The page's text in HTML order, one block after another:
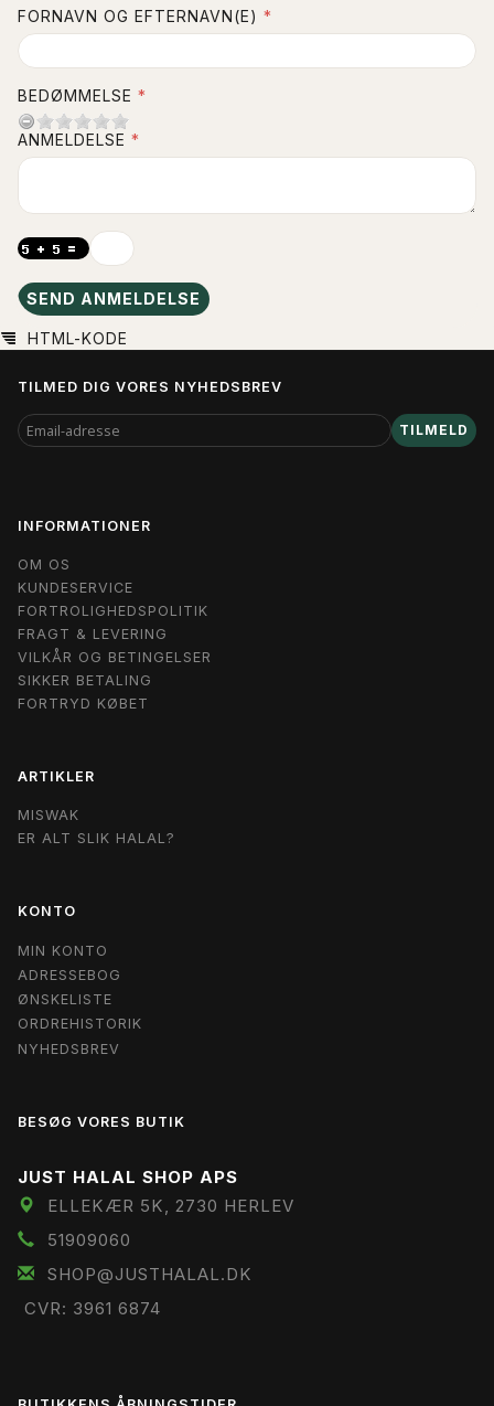
FORNAVN OG EFTERNAVN(E)
BEDØMMELSE
ANMELDELSE
SEND ANMELDELSE
HTML-KODE
TILMED DIG VORES NYHEDSBREV
EMAIL-
ADRESSE
TILMELD
INFORMATIONER
OM OS
KUNDESERVICE
FORTROLIGHEDSPOLITIK
FRAGT & LEVERING
VILKÅR OG BETINGELSER
SIKKER BETALING
FORTRYD KØBET
ARTIKLER
MISWAK
ER ALT SLIK HALAL?
KONTO
MIN KONTO
ADRESSEBOG
ØNSKELISTE
ORDREHISTORIK
NYHEDSBREV
BESØG VORES BUTIK
JUST HALAL SHOP APS
ELLEKÆR 5K, 2730 HERLEV
51909060
SHOP@JUSTHALAL.DK
CVR: 3961 6874